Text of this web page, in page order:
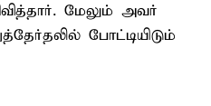
மேலும் அவர்
போட்டியிடும்